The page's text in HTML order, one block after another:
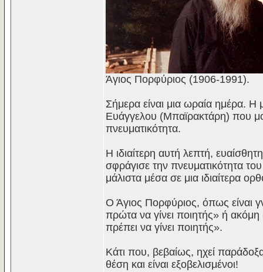
Άγιος Πορφύριος (1906-1991).
Σήμερα είναι μια ωραία ημέρα.
Ευάγγελου (Μπαϊρακτάρη) που
πνευματικότητα.
Η ιδιαίτερη αυτή λεπτή,
σφράγισε την πνευματικότητα
μάλιστα μέσα σε μια ιδιαίτερα
Ο Άγιος Πορφύριος, όπως είναι
πρώτα να γίνει ποιητής» ή ακόμη
πρέπει να γίνει ποιητής».
Κάτι που, βεβαίως, ηχεί
θέση και είναι εξοβελισμένοι!